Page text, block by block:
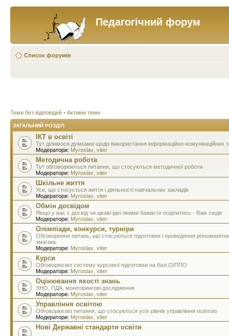
Педагогічний форум
Список форумів
Теми без відповідей • Активні теми
ЗАГАЛЬНИЙ РОЗДІЛ
ІКТ в освіті
Тут ділимося думками щодо використання інформаційно-комунікаційних
Модератори: Myroslav viter
Методична робота
Тут обговорюються питання, що стосуються методичної роботи
Модератори: Myroslav viter
Шкільне життя
Усе, що стосується життя і діяльності навчальних закладів
Модератори: Myroslav viter
Обмін досвідом
Якщо у вас є досвід чи цікаві ідеї якими бажаєте поділитись - Вам сюди
Модератори: Myroslav viter
Олімпіади, конкурси, турніри
Обговорення питань, що стосуються підготовки і проведення
змагань
Модератори: Myroslav viter
Курси
Обговорюємо систему курсової підготовки на базі ОІППО
Модератори: Myroslav viter
Оцінювання якості знань
ЗНО, ПДА, моніторингові дослідження
Модератори: Myroslav viter
Управління освітою
Обговорюємо питання, що стосуються усіх рівнів управління освітою
Модератори: Myroslav viter
Нові Державні стандарти освіти